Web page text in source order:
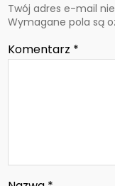
Twój adres e-mail
Wymagane pola są
Komentarz *